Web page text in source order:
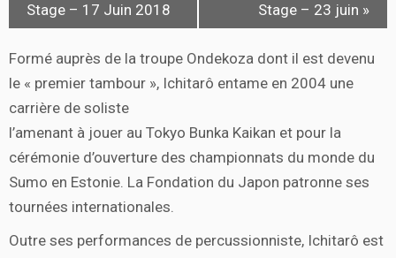
Stage – 17 Juin 2018
Stage – 23 juin »
Formé auprès de la troupe Ondekoza dont il est devenu
le « premier tambour », Ichitarô entame en 2004 une
carrière de soliste
l’amenant à jouer au Tokyo Bunka Kaikan et pour la
cérémonie d’ouverture des championnats du monde du
Sumo en Estonie. La Fondation du Japon patronne ses
tournées internationales.
Outre ses performances de percussionniste, Ichitarô est